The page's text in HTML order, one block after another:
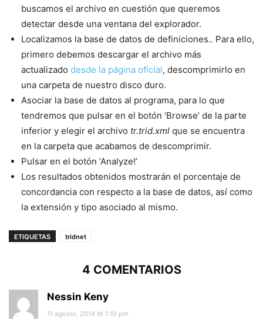
buscamos el archivo en cuestión que queremos
detectar desde una ventana del explorador.
Localizamos la base de datos de definiciones.. Para ello,
primero debemos descargar el archivo más
actualizado desde la página oficial, descomprimirlo en
una carpeta de nuestro disco duro.
Asociar la base de datos al programa, para lo que
tendremos que pulsar en el botón ‘Browse’ de la parte
inferior y elegir el archivo tr.trid.xml que se encuentra
en la carpeta que acabamos de descomprimir.
Pulsar en el botón ‘Analyze!’
Los resultados obtenidos mostrarán el porcentaje de
concordancia con respecto a la base de datos, así como
la extensión y tipo asociado al mismo.
ETIQUETAS tridnet
4 COMENTARIOS
Nessin Keny
11 agosto, 2014 At 1:10 pm